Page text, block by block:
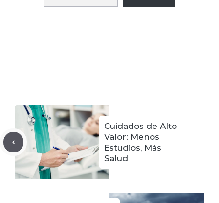
Cuidados de Alto
Valor: Menos
Estudios, Más
Salud